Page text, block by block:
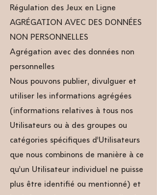
Régulation des Jeux en Ligne
AGRÉGATION AVEC DES DONNÉES
NON PERSONNELLES
Agrégation avec des données non
personnelles
Nous pouvons publier, divulguer et
utiliser les informations agrégées
(informations relatives à tous nos
Utilisateurs ou à des groupes ou
catégories spécifiques d’Utilisateurs
que nous combinons de manière à ce
qu’un Utilisateur individuel ne puisse
plus être identifié ou mentionné) et